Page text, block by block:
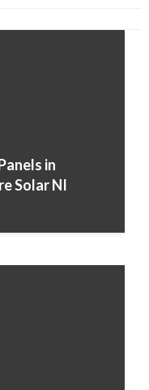
in
Solar NI
Look at